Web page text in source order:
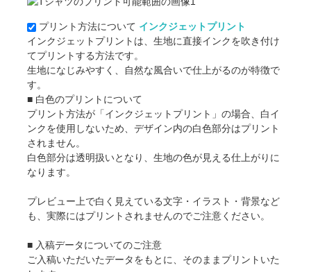
プリント方法について インクジェットプリント
インクジェットプリントは、生地に直接インクを吹き付け
てプリントする方法です。
生地になじみやすく、自然な風合いで仕上がるのが特徴で
す。
■ 白色のプリントについて
プリント方法が「インクジェットプリント」の場合、白イ
ンクを使用しないため、デザイン内の白色部分はプリント
されません。
白色部分は透明扱いとなり、生地の色が見える仕上がりに
なります。
プレビュー上で白く見えている文字・イラスト・背景など
も、実際にはプリントされませんのでご注意ください。
■ 入稿データについてのご注意
ご入稿いただいたデータをもとに、そのままプリントいた